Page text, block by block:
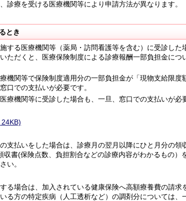
診療を受ける医療機関等により申請方法が異なります。
とき
する医療機関等（薬局・訪問看護等を含む）に受診した
ただくと、医療保険制度による診療報酬一部負担金につ
機関等で保険制度適用分の一部負担金が「現物支給限度
口での支払いが必要です。
療機関等に受診した場合も、一旦、窓口での支払いが必
支払いをした場合は、診療月の翌月以降にひと月分の領
(保険点数、負担割合などの診療内容がわかるもの）
い。
る場合は、加入されている健康保険へ高額療養費の請求
る方の特定疾病（人工透析など）の調剤分については、